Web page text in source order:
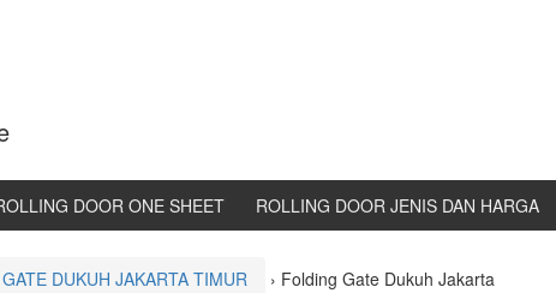
DOOR ONE SHEET ROLLING DOOR JENIS DAN HARGA
DUKUH JAKARTA TIMUR › Folding Gate Dukuh Jakarta